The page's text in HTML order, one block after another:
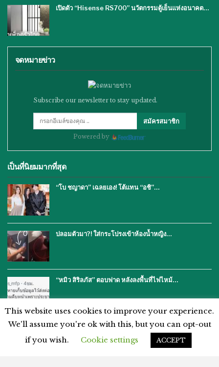
เปิดตัว “Hisense RS700” นวัตกรรมตู้เย็นแห่งอนาคต…
จดหมายข่าว
Subscribe our newsletter to stay updated.
สมัครสมาชิก
Powered by
เป็นที่นิยมมากที่สุด
“โบ ชญาดา” เฉลยเอง! โต้แทน “อชิ”…
ปลอมตัวมา?! ใส่กระโปรงเข้าห้องน้ำหญิง…
“หมิว สิริลภัส” ตอบฟาด หลังลงพื้นที่ไฟไหม้…
นโยบายความเป็นส่วนตัว
This website uses cookies to improve your experience.
We'll assume you're ok with this, but you can opt-out
if you wish.
Cookie settings ACCEPT